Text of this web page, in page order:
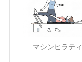
マシンピラテ